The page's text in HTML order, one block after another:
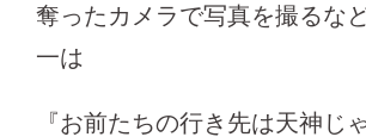
奪ったカメラで写真を撮るな
一は
『お前たちの行き先は天神じ